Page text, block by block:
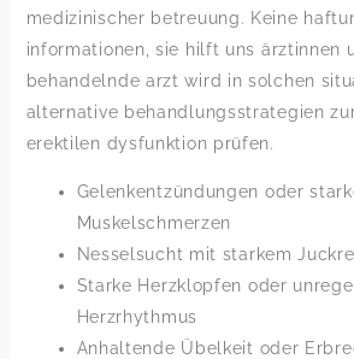
medizinischer betreuung. Keine
informationen, sie hilft uns ärztinnen
behandelnde arzt wird in solchen
alternative behandlungsstrategien
erektilen dysfunktion prüfen.
Gelenkentzündungen oder
Muskelschmerzen
Nesselsucht mit starkem
Starke Herzklopfen oder
Herzrhythmus
Anhaltende Übelkeit oder